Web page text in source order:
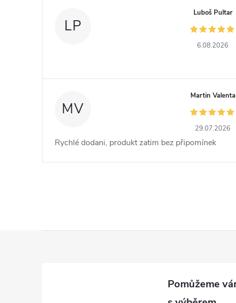
LP
Luboš Pultar
6.08.2026
MV
Martin Valenta
29.07.2026
Rychlé dodani, produkt zatim bez připomínek